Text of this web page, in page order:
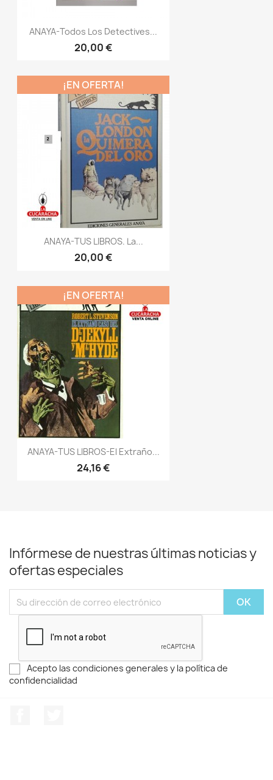
ANAYA-Todos Los Detectives...
20,00 €
ANAYA-TUS LIBROS. La...
20,00 €
¡EN OFERTA!
ANAYA-TUS LIBROS-El Extraño...
24,16 €
¡EN OFERTA!
Infórmese de nuestras últimas noticias y
ofertas especiales
Acepto las condiciones generales y la política de
confidencialidad